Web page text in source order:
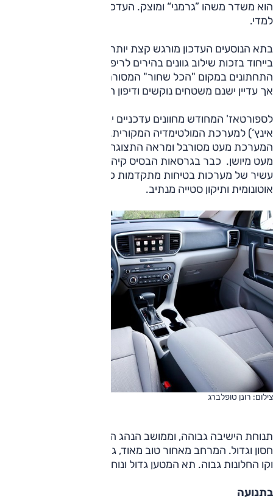
למדי.
בתא הנוסעים העדכון מורגש קצת יותר. המראה מודרני מבעבר,
בייחוד בזכות שילוב גוונים בהירים לריפוד ולחלקי הפלסטיק
התחתונים במקום "הכל שחור" המסורתי. הקו הכללי חסון ונאה,
אך עדיין ישנם משטחים נוקשים ודיפון הפלסטיק בדלתות פשוט.
אינץ‘) למערכת המולטימדיה המקורית. כאן נציין שתפעול
המערכת מעט מסורבל ומראה התצוגה (וגם חלק מהמתגים)
מעט מיושן. כבר בגרסאות הבסיס קיה ספורטאז‘ מוצע עם היצע
עשיר של מערכות בטיחות מתקדמות כמו מערכת בלימה
אוטונומית ותיקון סטייה מנתיב.
צילום: רונן טופלברג
תנוחת הישיבה גבוהה, וממושב הנהג התחושה היא של רכב פנאי
חסון וגדול. המרחב מאחור טוב מאוד, גם אם המושב מעט נמוך
וקו החלונות גבוה. תא המטען גדול ונוח לשימוש.
בתנועה